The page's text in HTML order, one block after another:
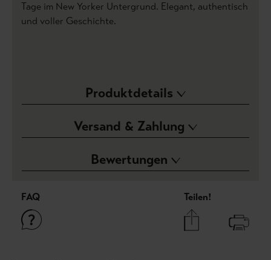
Tage im New Yorker Untergrund. Elegant, authentisch
und voller Geschichte.
Produktdetails
Versand & Zahlung
Bewertungen
FAQ Teilen!